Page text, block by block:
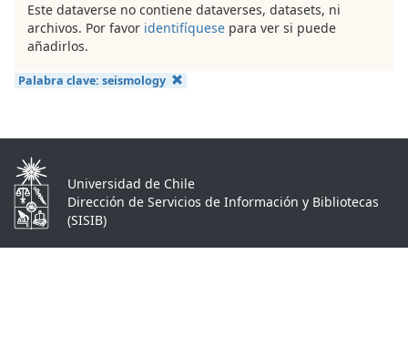
Este dataverse no contiene dataverses, datasets, ni
archivos. Por favor identifíquese para ver si puede
añadirlos.
Palabra clave: seismology
Universidad de Chile
Dirección de Servicios de Información y Bibliotecas
(SISIB)